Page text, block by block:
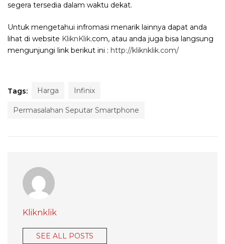
segera tersedia dalam waktu dekat.
Untuk mengetahui infromasi menarik lainnya dapat anda
lihat di website KliknKlik.com, atau anda juga bisa langsung
mengunjungi link berikut ini : http://kliknklik.com/
Tags: Harga Infinix
Permasalahan Seputar Smartphone
Kliknklik
SEE ALL POSTS